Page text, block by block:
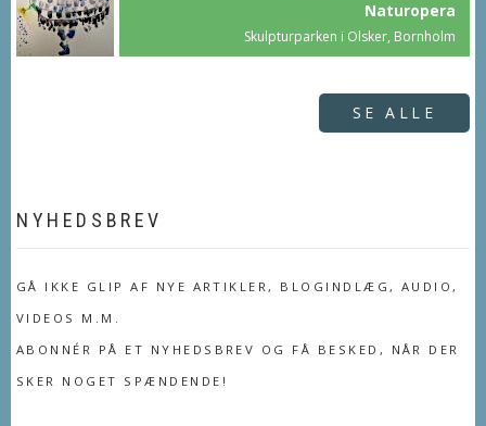
Naturopera
Skulpturparken i Olsker, Bornholm
SE ALLE
NYHEDSBREV
GÅ IKKE GLIP AF NYE ARTIKLER, BLOGINDLÆG, AUDIO,
VIDEOS M.M.
ABONNÉR PÅ ET NYHEDSBREV OG FÅ BESKED, NÅR DER
SKER NOGET SPÆNDENDE!